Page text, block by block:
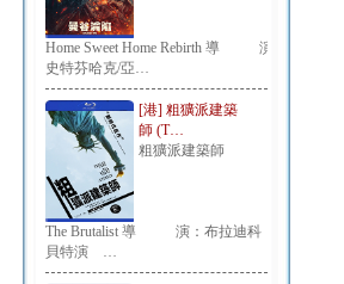
Home Sweet Home Rebirth 導 演：
史特芬哈克/亞…
[港] 粗獷派建築
師 (T…
粗獷派建築師
The Brutalist 導 演：布拉迪科
貝特演 …